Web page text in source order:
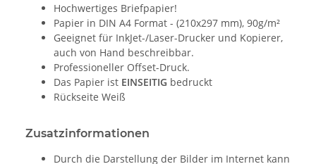
Hochwertiges Briefpapier!
Papier in DIN A4 Format - (210x297 mm), 90g/m²
Geeignet für InkJet-/Laser-Drucker und Kopierer,
auch von Hand beschreibbar.
Professioneller Offset-Druck.
Das Papier ist EINSEITIG bedruckt
Rückseite Weiß
Zusatzinformationen
Durch die Darstellung der Bilder im Internet kann